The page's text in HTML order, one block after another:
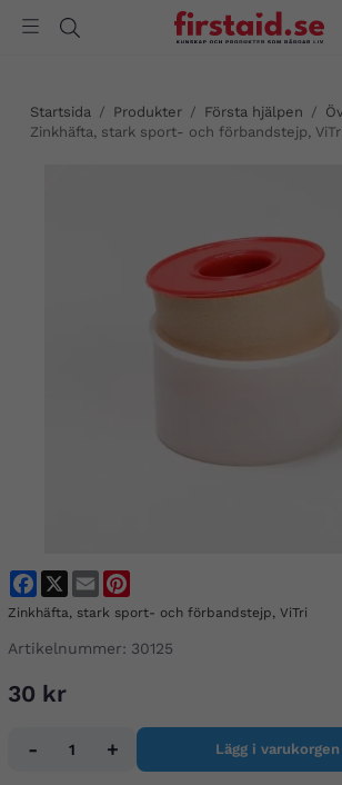
Startsida / Produkter / Första hjälpen /
Zinkhäfta, stark sport- och förbandstejp, ViTri
FacebookEmail
Zinkhäfta, stark sport- och förbandstejp, ViTri
Artikelnummer: 30125
30 kr
- + Lägg i varukorgen